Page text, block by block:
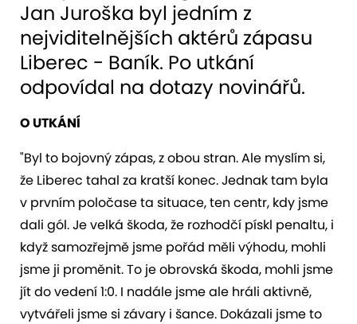
Jan Juroška byl jedním z
nejviditelnějších aktérů zápasu
Liberec - Baník. Po utkání
odpovídal na dotazy novinářů.
O UTKÁNÍ
"Byl to bojovný zápas, z obou stran. Ale myslím si,
že Liberec tahal za kratší konec. Jednak tam byla
v prvním poločase ta situace, ten centr, kdy jsme
dali gól. Je velká škoda, že rozhodčí pískl penaltu, i
když samozřejmě jsme pořád měli výhodu, mohli
jsme ji proměnit. To je obrovská škoda, mohli jsme
jít do vedení 1:0. I nadále jsme ale hráli aktivně,
vytvářeli jsme si závary i šance. Dokázali jsme to